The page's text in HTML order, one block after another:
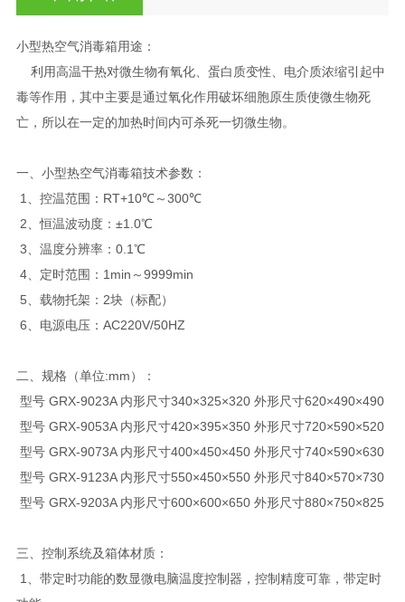
小型热空气消毒箱用途：
利用高温干热对微生物有氧化、蛋白质变性、电介质浓缩引起中
毒等作用，其中主要是通过氧化作用破坏细胞原生质使微生物死
亡，所以在一定的加热时间内可杀死一切微生物。
一、 小型热空气消毒箱技术参数：
1、控温范围：RT+10℃～300℃
2、恒温波动度：±1.0℃
3、温度分辨率：0.1℃
4、定时范围：1min～9999min
5、载物托架：2块（标配）
6、电源电压：AC220V/50HZ
二、规格（单位:mm）：
型号 GRX-9023A 内形尺寸340×325×320 外形尺寸620×490×490
型号 GRX-9053A 内形尺寸420×395×350 外形尺寸720×590×520
型号 GRX-9073A 内形尺寸400×450×450 外形尺寸740×590×630
型号 GRX-9123A 内形尺寸550×450×550 外形尺寸840×570×730
型号 GRX-9203A 内形尺寸600×600×650 外形尺寸880×750×825
三、 控制系统及箱体材质：
1、带定时功能的数显微电脑温度控制器，控制精度可靠，带定时